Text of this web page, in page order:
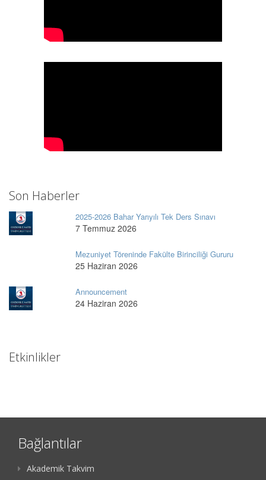
Son Haberler
2025-2026 Bahar Yarıyılı Tek Ders Sınavı
7 Temmuz 2026
Mezuniyet Töreninde Fakülte Birinciliği Gururu
25 Haziran 2026
Announcement
24 Haziran 2026
Etkinlikler
Bağlantılar
Akademik Takvim